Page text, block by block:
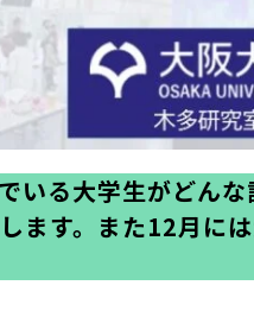
いる大学生がどん
ます。また12月に